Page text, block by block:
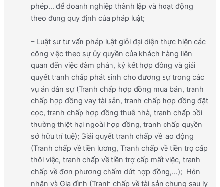
phép… để doanh nghiệp thành lập và hoạt động
theo đúng quy định của pháp luật;
– Luật sư tư vấn pháp luật giỏi đại diện thực hiện các
công việc theo sự ủy quyền của khách hàng liên
quan đến việc đàm phán, ký kết hợp đồng và giải
quyết tranh chấp phát sinh cho đương sự trong các
vụ án dân sự (Tranh chấp hợp đồng mua bán, tranh
chấp hợp đồng vay tài sản, tranh chấp hợp đồng đặt
cọc, tranh chấp hợp đồng thuê nhà, tranh chấp bồi
thường thiệt hại ngoài hợp đồng, tranh chấp quyền
sở hữu trí tuệ); Giải quyết tranh chấp về lao động
(Tranh chấp về tiền lương, Tranh chấp về tiền trợ cấp
thôi việc, tranh chấp về tiền trợ cấp mất việc, tranh
chấp về đơn phương chấm dứt hợp đồng,…); Hôn
nhân và Gia đình (Tranh chấp về tài sản chung sau ly